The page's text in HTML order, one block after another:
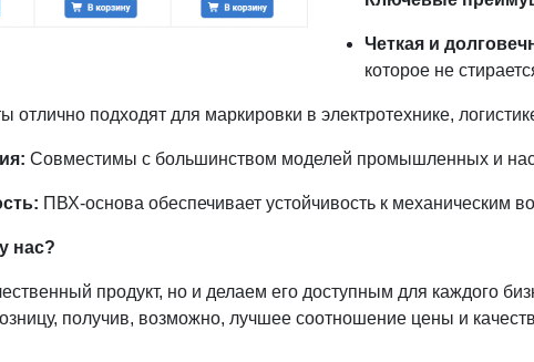
Четкая и
которое не
отлично подходят для маркировки в электротехнике,
Совместимы с большинством моделей промышленных и
ПВХ-основа обеспечивает устойчивость к механическим
нас?
продукт, но и делаем его доступным для каждого
получив, возможно, лучшее соотношение цены и